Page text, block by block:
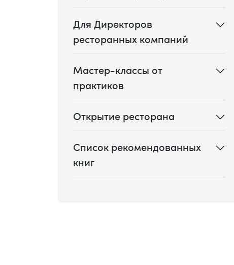
Для Директоров
ресторанных компаний
Мастер-классы от
практиков
Открытие ресторана
Список рекомендованных
книг